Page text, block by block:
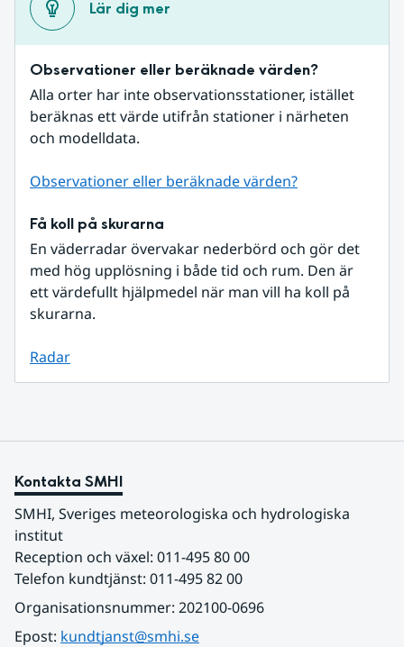
Lär dig mer
Observationer eller beräknade värden?
Alla orter har inte observationsstationer, istället
beräknas ett värde utifrån stationer i närheten
och modelldata.
Observationer eller beräknade värden?
Få koll på skurarna
En väderradar övervakar nederbörd och gör det
med hög upplösning i både tid och rum. Den är
ett värdefullt hjälpmedel när man vill ha koll på
skurarna.
Radar
Kontakta SMHI
SMHI, Sveriges meteorologiska och hydrologiska
institut
Reception och växel: 011-495 80 00
Telefon kundtjänst: 011-495 82 00
Organisationsnummer: 202100-0696
Epost: kundtjanst@smhi.se